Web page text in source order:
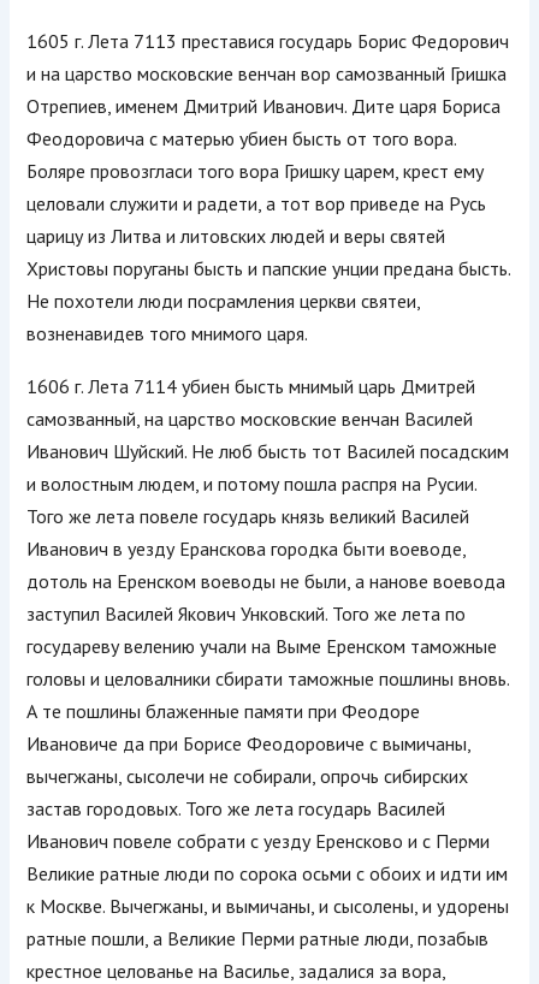
1605 г. Лета 7113 преставися государь Борис Федорович
и на царство московские венчан вор самозванный Гришка
Отрепиев, именем Дмитрий Иванович. Дите царя Бориса
Феодоровича с матерью убиен бысть от того вора.
Боляре провозгласи того вора Гришку царем, крест ему
целовали служити и радети, а тот вор приведе на Русь
царицу из Литва и литовских людей и веры святей
Христовы поруганы бысть и папские унции предана бысть.
Не похотели люди посрамления церкви святеи,
возненавидев того мнимого царя.
1606 г. Лета 7114 убиен бысть мнимый царь Дмитрей
самозванный, на царство московские венчан Василей
Иванович Шуйский. Не люб бысть тот Василей посадским
и волостным людем, и потому пошла распря на Русии.
Того же лета повеле государь князь великий Василей
Иванович в уезду Еранскова городка быти воеводе,
дотоль на Еренском воеводы не были, а нанове воевода
заступил Василей Якович Унковский. Того же лета по
государеву велению учали на Выме Еренском таможные
головы и целовалники сбирати таможные пошлины вновь.
А те пошлины блаженные памяти при Феодоре
Ивановиче да при Борисе Феодоровиче с вымичаны,
вычегжаны, сысолечи не собирали, опрочь сибирских
застав городовых. Того же лета государь Василей
Иванович повеле собрати с уезду Еренсково и с Перми
Великие ратные люди по сорока осьми с обоих и идти им
к Москве. Вычегжаны, и вымичаны, и сысолены, и удорены
ратные пошли, а Великие Перми ратные люди, позабыв
крестное целованье на Василье, задалися за вора,